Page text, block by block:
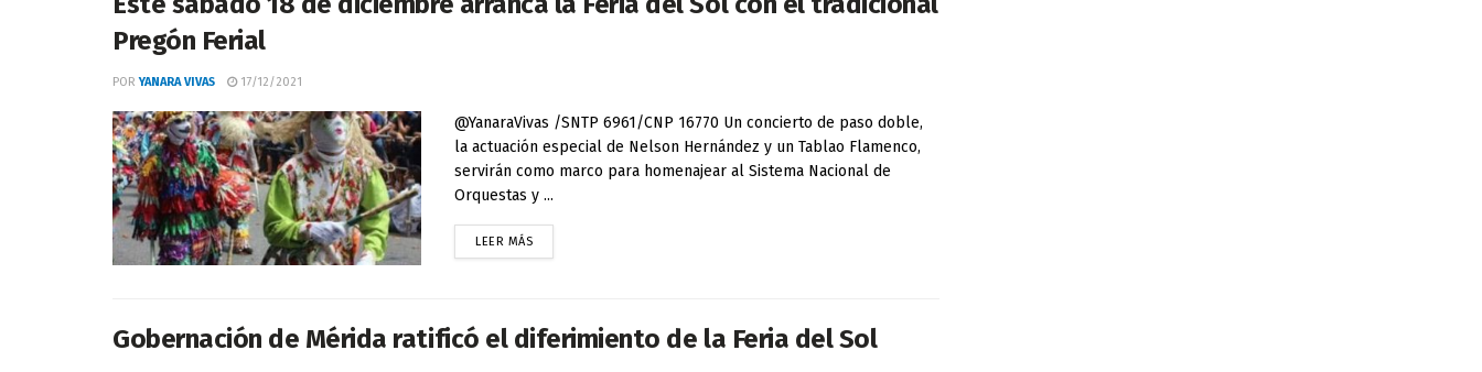
Pregón Ferial
POR YANARA VIVAS 17/12/2021
@YanaraVivas /SNTP 6961/CNP 16770 Un concierto de paso doble,
la actuación especial de Nelson Hernández y un Tablao Flamenco,
servirán como marco para homenajear al Sistema Nacional de
Orquestas y ...
LEER MÁS
Gobernación de Mérida ratificó el diferimiento de la Feria del Sol